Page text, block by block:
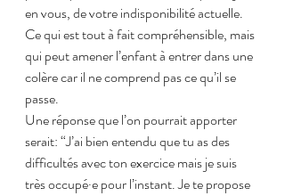
en vous, de votre indisponibilité actuelle.
Ce qui est tout à fait compréhensible, mais
qui peut amener l’enfant à entrer dans une
colère car il ne comprend pas ce qu’il se
passe.
Une réponse que l’on pourrait apporter
serait: “J’ai bien entendu que tu as des
difficultés avec ton exercice mais je suis
très occupé·e pour l’instant. Je te propose